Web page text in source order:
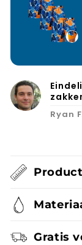
Ryan
Gratis